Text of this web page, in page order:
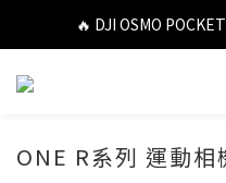
🔥 DJI OSMO
🔥 DJI OSMO
🔥 Insta360 Luna
🔥 DJI OSMO
ONE R系列 運動相